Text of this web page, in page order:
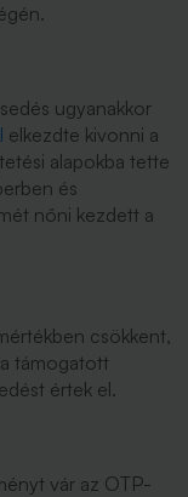
ugyanakkor
elkezdte kivonni a
alapokba tette
és
nőni kezdett a
csökkent,
támogatott
értek el.
vár az OTP-